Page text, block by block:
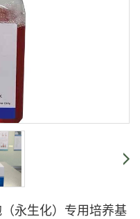
永生化）专用培养基